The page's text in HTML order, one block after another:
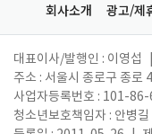
회사소개 광고/제
대표이사/발행인 : 이영섭
주소 : 서울시 종로구 종로
사업자등록번호 : 101-
청소년보호책임자 : 안병길